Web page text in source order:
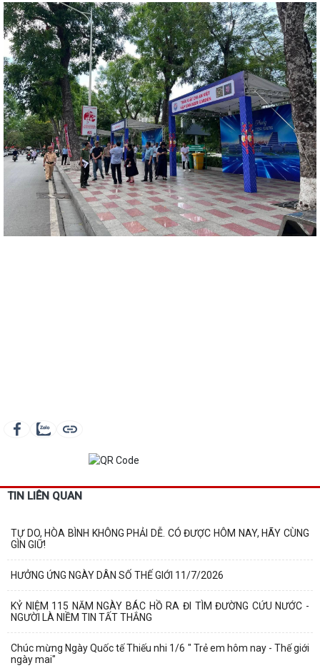
TIN LIÊN QUAN
TỰ DO, HÒA BÌNH KHÔNG PHẢI DỄ. CÓ ĐƯỢC HÔM NAY, HÃY CÙNG
GÌN GIỮ!
HƯỞNG ỨNG NGÀY DÂN SỐ THẾ GIỚI 11/7/2026
KỶ NIỆM 115 NĂM NGÀY BÁC HỒ RA ĐI TÌM ĐƯỜNG CỨU NƯỚC -
NGƯỜI LÀ NIỀM TIN TẤT THẮNG
Chúc mừng Ngày Quốc tế Thiếu nhi 1/6 " Trẻ em hôm nay - Thế giới
ngày mai"